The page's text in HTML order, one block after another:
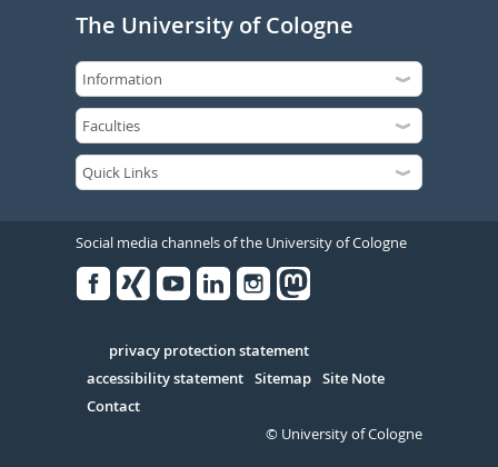
The University of Cologne
Social media channels of the University of Cologne
Serivce
privacy protection statement
accessibility statement Sitemap Site Note
Contact
© University of Cologne